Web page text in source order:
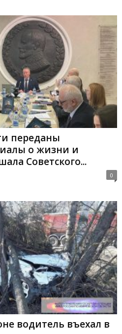
переданы
о жизни и
Советского...
0
водитель въехал в